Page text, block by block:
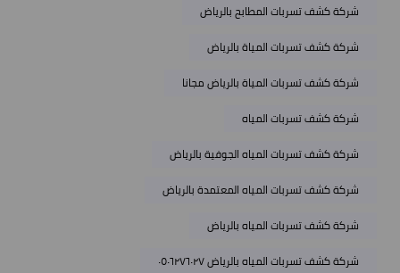
شركة كشف تسربات المطابح بالرياض
شركة كشف تسربات المياة بالرياض
شركة كشف تسربات المياة بالرياض مجانا
شركة كشف تسربات المياه
شركة كشف تسربات المياه الجوفية بالرياض
شركة كشف تسربات المياه المعتمدة بالرياض
شركة كشف تسربات المياه بالرياض
شركة كشف تسربات المياه بالرياض ٠٥٠٦٢٧٦٠٢٧